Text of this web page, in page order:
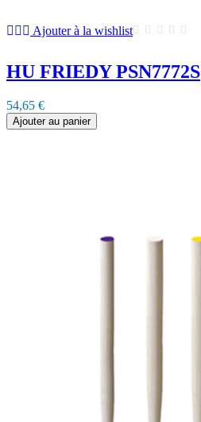
Ajouter à la wishlist
HU FRIEDY PSN7772S
54,65 €
Ajouter au panier